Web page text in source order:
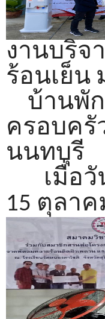
งานบริจ
ร้อนเย็น
บ้านพัก
ครอบครั
นนทบุรี
เมื่อวั
15 ตุลาค